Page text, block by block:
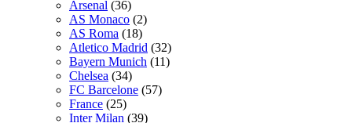
Arsenal (36)
AS Monaco (2)
AS Roma (18)
Atletico Madrid (32)
Bayern Munich (11)
Chelsea (34)
FC Barcelone (57)
France (25)
Inter Milan (39)